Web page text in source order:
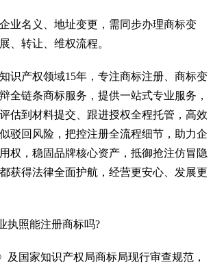
业名义、地址变更，需同步办理商标变
、转让、维权流程。
识产权领域15年，专注商标注册、商标变
全链条商标服务，提供一站式专业服务，
估到材料提交、跟进授权全程托管，高效
驳回风险，把控注册全流程细节，助力企
权，稳固品牌核心资产，抵御抢注仿冒隐
获得法律全面护航，经营更安心、发展更
执照能注册商标吗?
及国家知识产权局商标局现行审查规范，